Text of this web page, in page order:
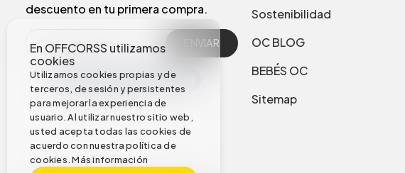
En OFFCORSS utilizamos
cookies
Utilizamos cookies propias y de
terceros, de sesión y persistentes
para mejorar la experiencia de
usuario. Al utilizar nuestro sitio web,
usted acepta todas las cookies de
acuerdo con nuestra política de
cookies.Más información
descuento en tu primera compra.
ENVIAR
Sostenibilidad
OC BLOG
BEBÉS OC
Sitemap